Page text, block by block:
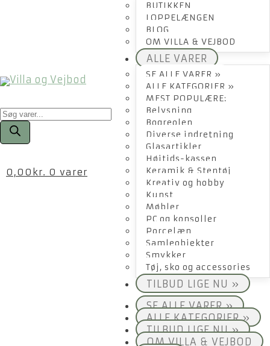
Products
search
0,00 kr. 0 varer
BUTIKKEN
LOPPELÆNGEN
BLOG
OM VILLA & VEJBOD
ALLE VARER
SE ALLE VARER »
ALLE KATEGORIER »
MEST POPULÆRE:
Belysning
Bogreolen
Diverse indretning
Glasartikler
Højtids-kassen
Keramik & Stentøj
Kreativ og hobby
Kunst
Møbler
PC og konsoller
Porcelæn
Samleobjekter
Smykker
Tøj, sko og accessories
TILBUD LIGE NU »
SE ALLE VARER »
ALLE KATEGORIER »
TILBUD LIGE NU »
OM VILLA & VEJBOD